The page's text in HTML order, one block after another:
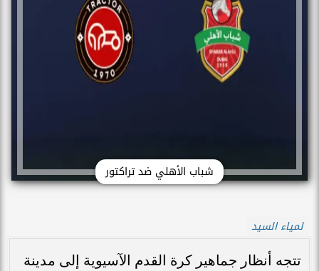
شباب الأهلي ضد تراكتور
لمياء السيد
تتجه أنظار جماهير كرة القدم الآسيوية إلى مدينة